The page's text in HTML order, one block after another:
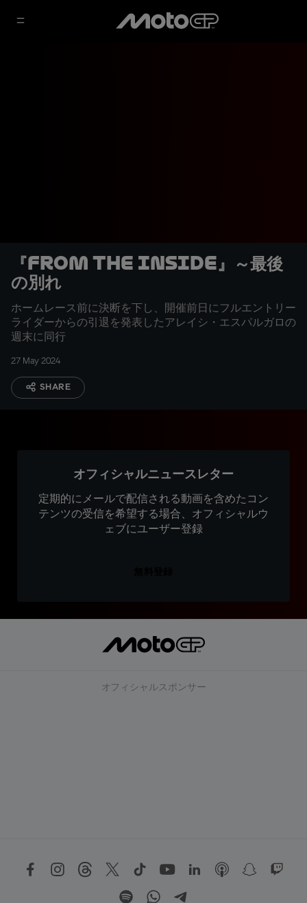
『From the Inside』～最後
の別れ
ホームレース前に決断を下し、開催前日にフルエントリー
ライダーからの引退を発表したアレイシ・エスパルガロの
週末に同行
27 May 2024
SHARE
オフィシャルニュースレター
定期的にメールで配信される動画を含めたコン
テンツの受信を希望する場合、オフィシャルウ
ェブにユーザー登録
オフィシャルスポンサー